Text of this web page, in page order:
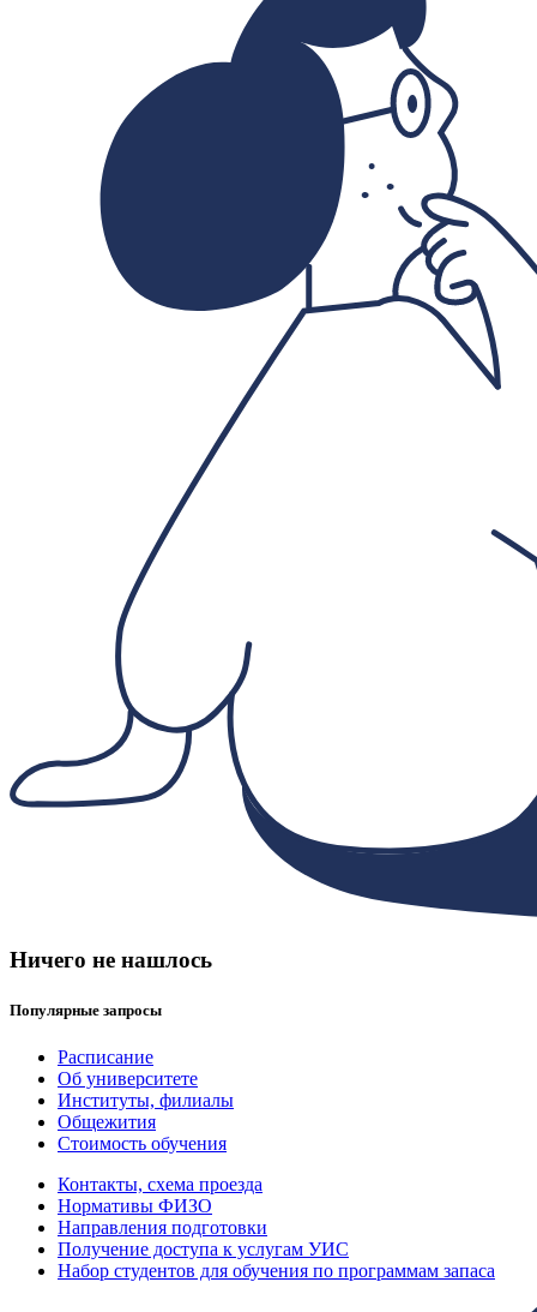
Ничего не нашлось
Популярные запросы
Расписание
Об университете
Институты, филиалы
Общежития
Стоимость обучения
Контакты, схема проезда
Нормативы ФИЗО
Направления подготовки
Получение доступа к услугам УИС
Набор студентов для обучения по программам запаса